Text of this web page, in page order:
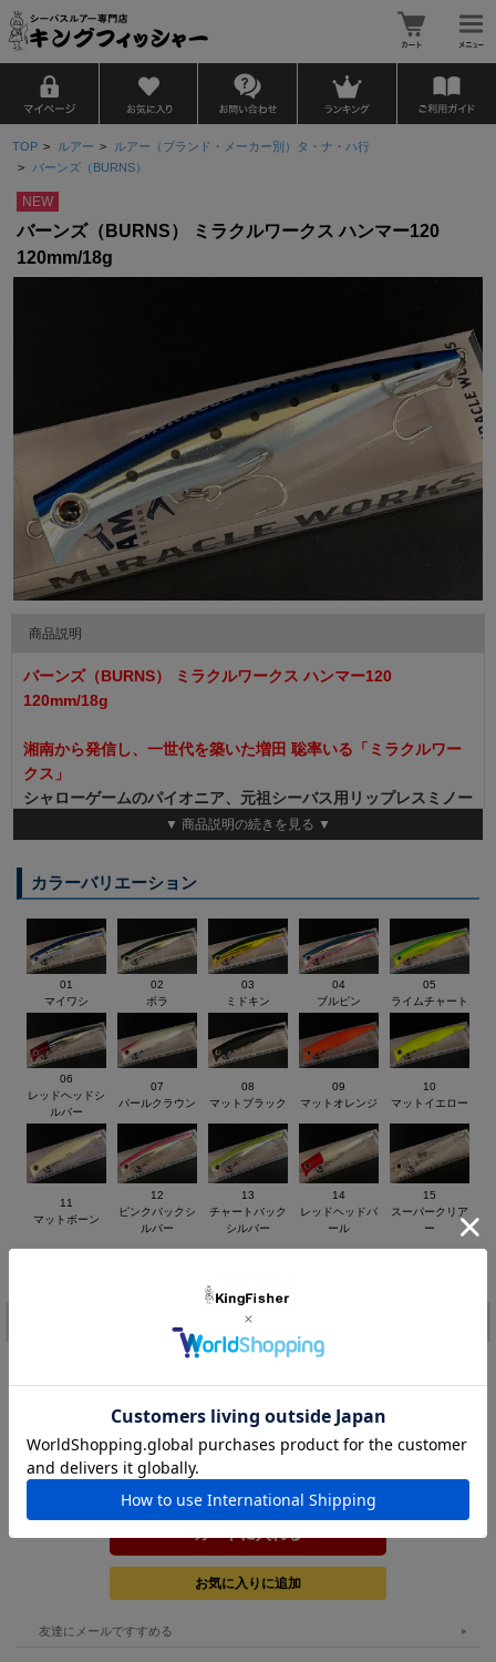
TOP > ルアー > ルアー（ブランド・メーカー別）タ・ナ・ハ行
> バーンズ（BURNS）
NEW
バーンズ（BURNS） ミラクルワークス ハンマー120
120mm/18g
商品説明
バーンズ（BURNS） ミラクルワークス ハンマー120
120mm/18g
湘南から発信し、一世代を築いた増田 聡率いる「ミラクルワー
クス」
シャローゲームのパイオニア、元祖シーバス用リップレスミノー
「ハンマー」を20年の時を経て今新たに復刻しました。
ルしシーバスの攻撃的なバイトを誘います。
◆全長 ：120ミリ ◆重さ ： 18ｇ ◆フローティング
▼ 商品説明の続きを見る ▼
カラーバリエーション
01
マイワシ
02
ボラ
03
ミドキン
04
ブルピン
05
ライムチャート
06
レッドヘッドシ
ルバー
07
パールクラウン
08
マットブラック
09
マットオレンジ
10
マットイエロー
11
マットボーン
12
ピンクバックシ
ルバー
13
チャートバック
シルバー
14
レッドヘッドパ
ール
15
スーパークリア
ー
在庫:－
購入数： 個
友達にメールですすめる